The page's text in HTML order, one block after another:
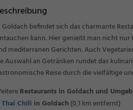
Goldach befindet sich das charmante
kann. Hier genießt man nicht
mediterranen Gerichten. Auch
Auswahl an Getränken rundet das
Reise durch die vielfältige
Restaurants in Goldach und
Thai Chili in Goldach (0,1 km entfernt)